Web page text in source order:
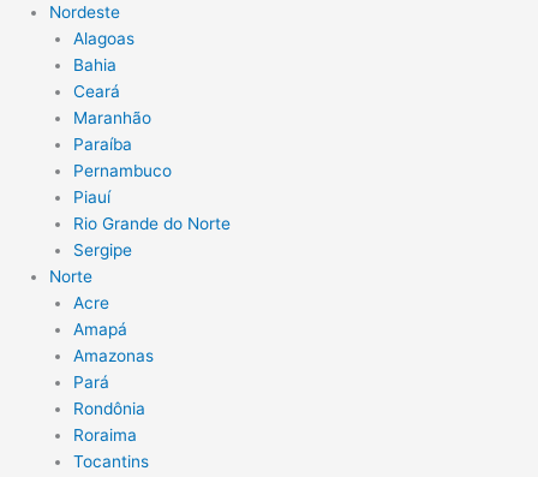
Nordeste
Alagoas
Bahia
Ceará
Maranhão
Paraíba
Pernambuco
Piauí
Rio Grande do Norte
Sergipe
Norte
Acre
Amapá
Amazonas
Pará
Rondônia
Roraima
Tocantins